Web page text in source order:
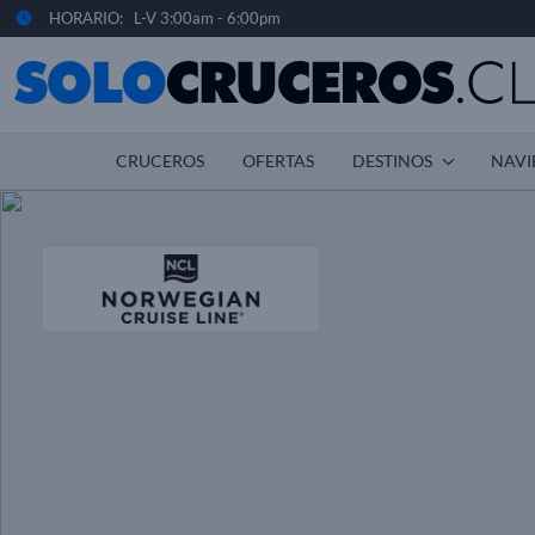
HORARIO: L-V 3:00am - 6:00pm
CRUCEROS OFERTAS DESTINOS